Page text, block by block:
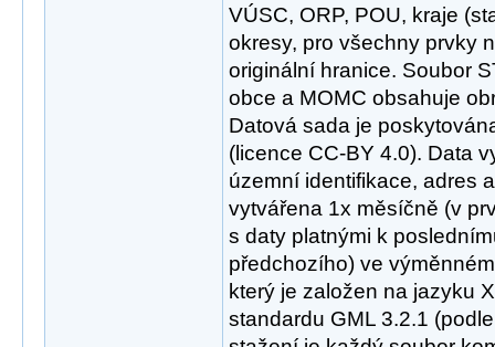
VÚSC, ORP, POU, kraje
okresy, pro všechny prvky
originální hranice. Soubor
obce a MOMC obsahuje
Datová sada je
(licence CC-BY 4.0). Data
územní identifikace, adres
vytvářena 1x měsíčně (v
s daty platnými k
předchozího) ve
který je založen na jazyku
standardu GML 3.2.1